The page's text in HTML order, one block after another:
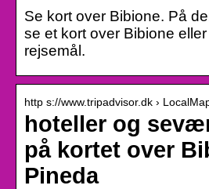
Se kort over Bibione. På
se et kort over Bibione
rejsemål.
http s://www.tripadvisor.dk ›
hoteller og
på kortet over
Pineda